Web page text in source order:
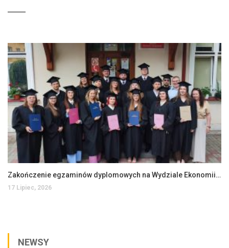
Zakończenie egzaminów dyplomowych na Wydziale Ekonomii i Zarządzania
17 Lipiec, 2026
NEWSY